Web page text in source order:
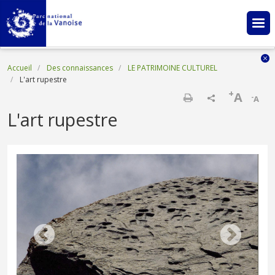
Aller au contenu principal
Fil d'Ariane
Accueil Des connaissances
LE PATRIMOINE CULTUREL
L'art rupestre
-A
+A
L'art rupestre